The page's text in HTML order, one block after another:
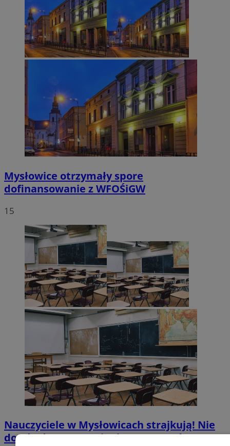
Mysłowice otrzymały spore
dofinansowanie z WFOŚiGW
15
Nauczyciele w Mysłowicach strajkują! Nie
doszło do porozumienia ZNP z rządem!